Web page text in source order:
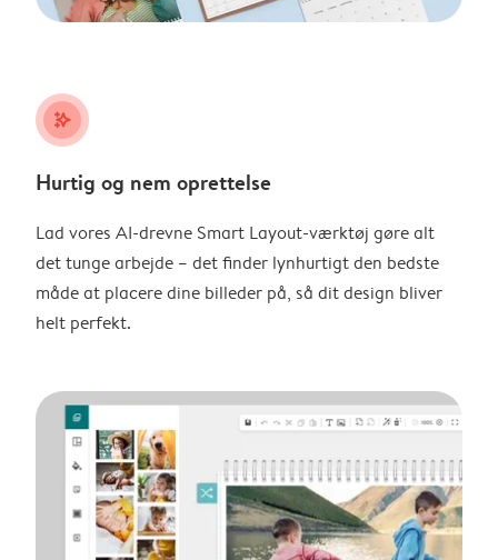
stars_plus
Hurtig og nem oprettelse
Lad vores AI-drevne Smart Layout-værktøj gøre alt
det tunge arbejde – det finder lynhurtigt den bedste
måde at placere dine billeder på, så dit design bliver
helt perfekt.